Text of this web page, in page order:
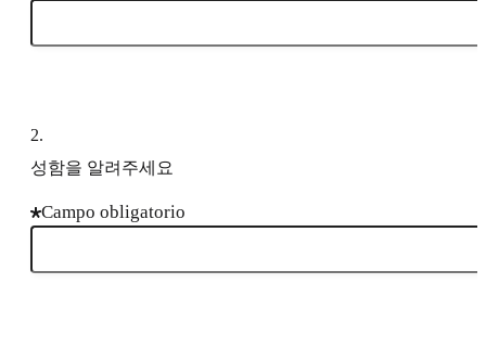
2.
성함을 알려주세요
Campo obligatorio